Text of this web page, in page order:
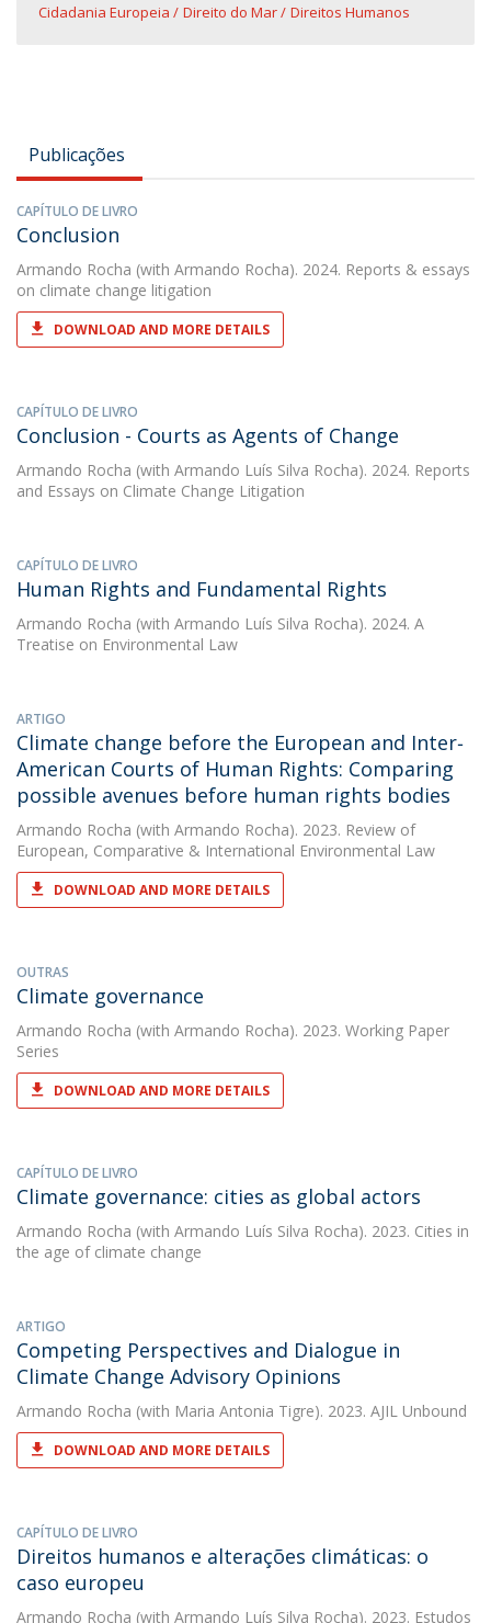
Cidadania Europeia Direito do Mar Direitos Humanos
Publicações
CAPÍTULO DE LIVRO
Conclusion
Armando Rocha (with Armando Rocha). 2024. Reports & essays
on climate change litigation
DOWNLOAD AND MORE DETAILS
CAPÍTULO DE LIVRO
Conclusion - Courts as Agents of Change
Armando Rocha (with Armando Luís Silva Rocha). 2024. Reports
and Essays on Climate Change Litigation
CAPÍTULO DE LIVRO
Human Rights and Fundamental Rights
Armando Rocha (with Armando Luís Silva Rocha). 2024. A
Treatise on Environmental Law
ARTIGO
Climate change before the European and Inter‐
American Courts of Human Rights: Comparing
possible avenues before human rights bodies
Armando Rocha (with Armando Rocha). 2023. Review of
European, Comparative & International Environmental Law
DOWNLOAD AND MORE DETAILS
OUTRAS
Climate governance
Armando Rocha (with Armando Rocha). 2023. Working Paper
Series
DOWNLOAD AND MORE DETAILS
CAPÍTULO DE LIVRO
Climate governance: cities as global actors
Armando Rocha (with Armando Luís Silva Rocha). 2023. Cities in
the age of climate change
ARTIGO
Competing Perspectives and Dialogue in
Climate Change Advisory Opinions
Armando Rocha (with Maria Antonia Tigre). 2023. AJIL Unbound
DOWNLOAD AND MORE DETAILS
CAPÍTULO DE LIVRO
Direitos humanos e alterações climáticas: o
caso europeu
Armando Rocha (with Armando Luís Silva Rocha). 2023. Estudos